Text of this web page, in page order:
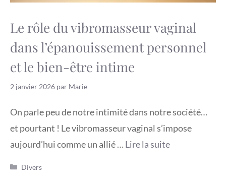
Le rôle du vibromasseur vaginal
dans l’épanouissement personnel
et le bien-être intime
2 janvier 2026 par Marie
On parle peu de notre intimité dans notre société…
et pourtant ! Le vibromasseur vaginal s’impose
aujourd’hui comme un allié …Lire la suite
Catégories
Divers